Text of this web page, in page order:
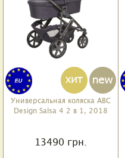
Универсальная коляска ABC
Design Salsa 4 2 в 1, 2018
13490 грн.